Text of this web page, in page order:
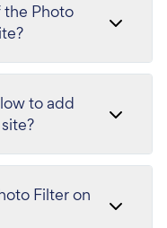
the Photo
to add
Filter on